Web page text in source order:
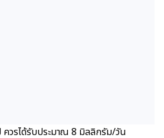
ควรได้รับประมาณ 8 มิลลิกรัม/วัน